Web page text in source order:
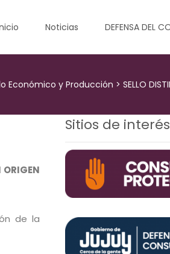
Noticias DEFENSA DEL
Económico y Producción > SELLO
de la
Sitios de interés